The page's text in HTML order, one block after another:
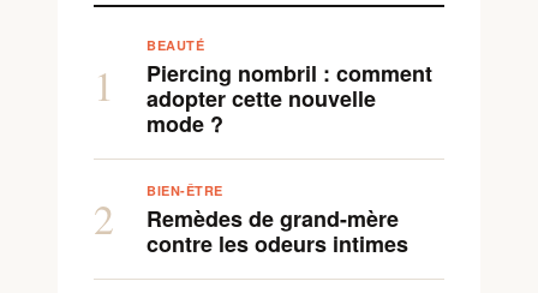
1
BEAUTÉ
Piercing nombril : comment
adopter cette nouvelle
mode ?
2
BIEN-ÊTRE
Remèdes de grand-mère
contre les odeurs intimes